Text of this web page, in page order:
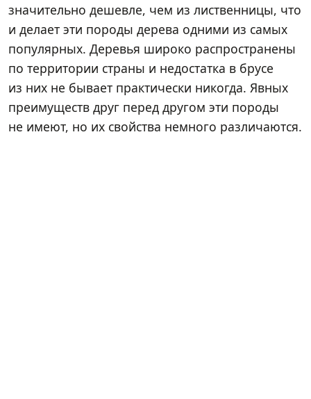
значительно дешевле, чем из лиственницы, что
и делает эти породы дерева одними из самых
популярных. Деревья широко распространены
по территории страны и недостатка в брусе
из них не бывает практически никогда. Явных
преимуществ друг перед другом эти породы
не имеют, но их свойства немного различаются.